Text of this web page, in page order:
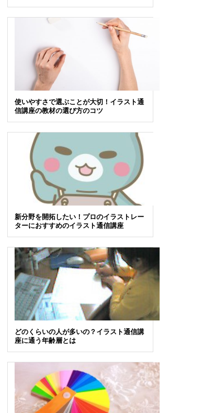
使いやすさで選ぶことが大切！イラスト通
信講座の教材の選び方のコツ
新分野を開拓したい！プロのイラストレー
ターにおすすめのイラスト通信講座
どのくらいの人が多いの？イラスト通信講
座に通う年齢層とは